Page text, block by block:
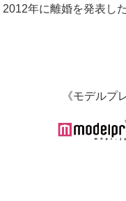
年に離婚を発表し
《モデルプ